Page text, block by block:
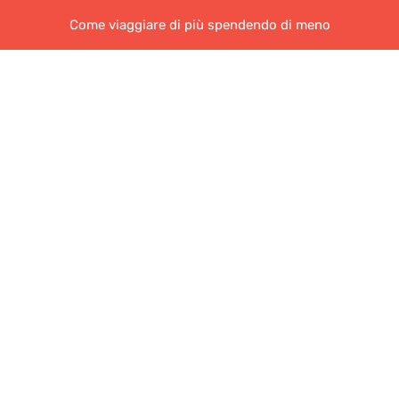
Come viaggiare di più spendendo di meno